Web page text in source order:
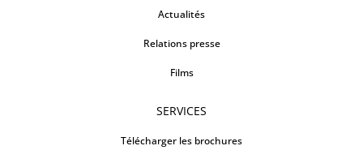
Actualités
Relations presse
Films
SERVICES
Télécharger les brochures